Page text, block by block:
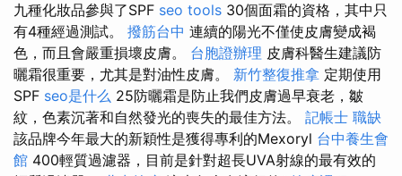
九種化妝品參與了SPF seo tools 30個面霜的資格，其中只
有4種經過測試。 撥筋台中 連續的陽光不僅使皮膚變成褐
色，而且會嚴重損壞皮膚。 台胞證辦理 皮膚科醫生建議防
曬霜很重要，尤其是對油性皮膚。 新竹整復推拿 定期使用
SPF seo是什么 25防曬霜是防止我們皮膚過早衰老，皺
紋，色素沉著和自然發光的喪失的最佳方法。 記帳士 職缺
該品牌今年最大的新穎性是獲得專利的Mexoryl 台中養生會
館 400輕質過濾器，目前是針對超長UVA射線的最有效的